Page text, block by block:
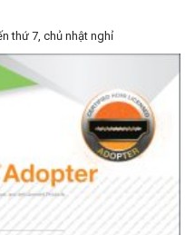
thứ 7, chủ nhật nghỉ